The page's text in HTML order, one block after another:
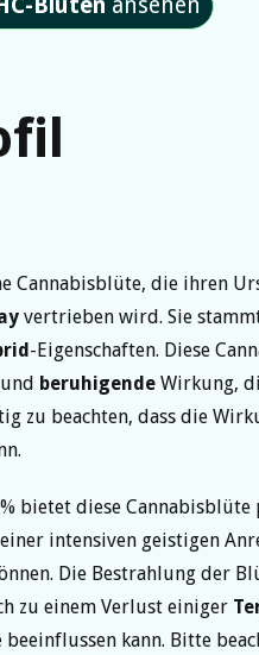
Cannabisblüte, die ihren
vertrieben wird. Sie
-Eigenschaften. Diese
und beruhigende Wirkung,
zu beachten, dass die
bietet diese
intensiven geistigen
Die Bestrahlung der
zu einem Verlust einiger
kann. Bitte